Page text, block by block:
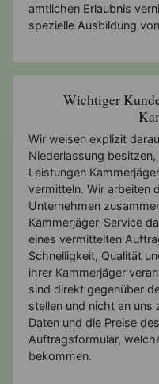
amtlichen Erlaubnis
spezielle Ausbildung
Wichtiger
Wir weisen explizit
Niederlassung
Leistungen
vermitteln. Wir arbeiten
Unternehmen
Kammerjäger-Service
eines vermittelten
Schnelligkeit, Qualität
ihrer Kammerjäger
sind direkt gegenüber
stellen und nicht an uns
Daten und die Preise
Auftragsformular,
bekommen.